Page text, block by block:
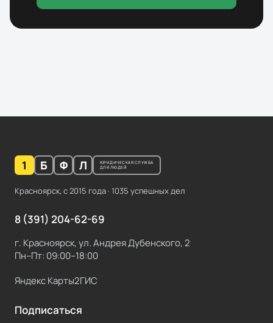
1 Б Ф Л
ЮРИДИЧЕСКАЯ СЛУЖБА
ДЛЯ ЛЮДЕЙ
Красноярск, с2015 года · 1035 успешных дел
8 (391) 204-62-69
г. Красноярск, ул. Андрея Дубенского, 2
Пн–Пт: 09:00–18:00
Яндекс Карты2ГИС
Подписаться